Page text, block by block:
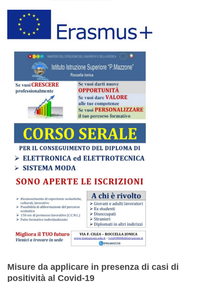
Misure da applicare in presenza di casi di
positività al Covid-19